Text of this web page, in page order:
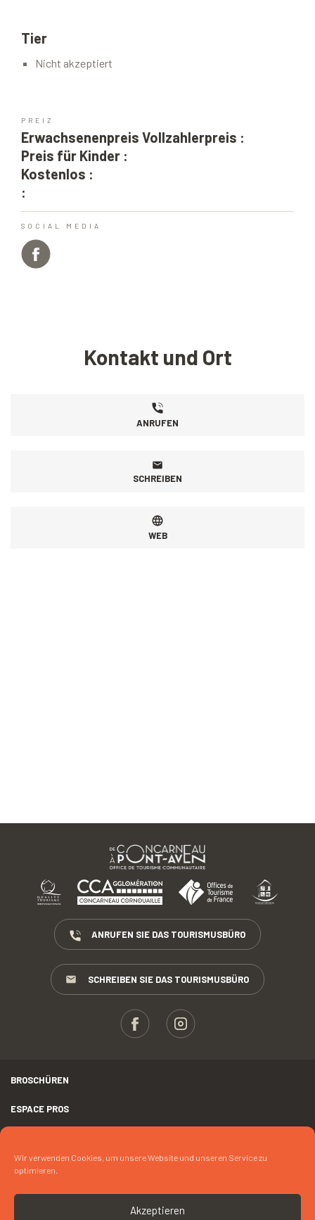
Wir verwenden Cookies, um unsere Website und unseren Service zu
optimieren.
Akzeptieren
Tier
Nicht akzeptiert
PREIZ
Erwachsenenpreis Vollzahlerpreis :
Preis für Kinder :
Kostenlos :
:
SOCIAL MEDIA
Kontakt und Ort
ANRUFEN
SCHREIBEN
WEB
ANRUFEN SIE DAS TOURISMUSBÜRO
SCHREIBEN SIE DAS TOURISMUSBÜRO
BROSCHÜREN
ESPACE PROS
RECHTLICHER HINWEIS
FOTOKREDIT